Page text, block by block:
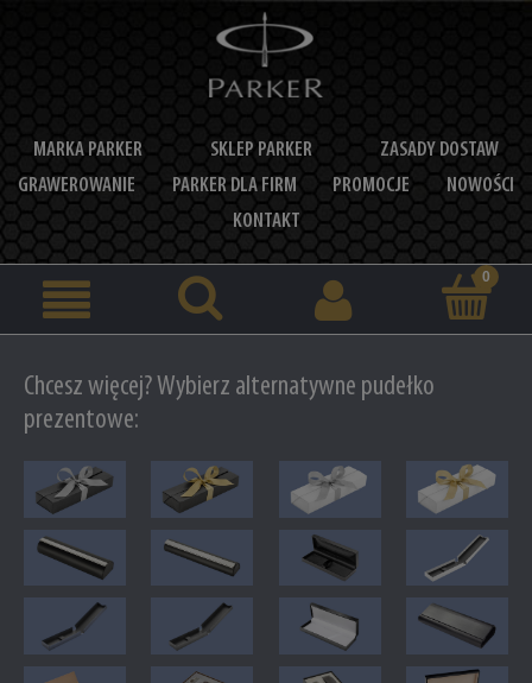
MARKA PARKER SKLEP PARKER
ZASADY DOSTAW
GRAWEROWANIE
PARKER DLA FIRM PROMOCJE
NOWOŚCI
KONTAKT
Chcesz więcej? Wybierz alternatywne pudełko
prezentowe: